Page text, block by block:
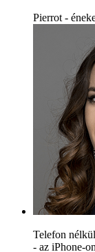
Pierrot -
Telefon
- az iPhone-